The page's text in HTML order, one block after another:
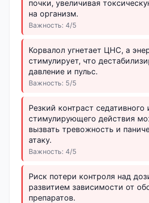
почки, увеличивая
на организм.
Важность: 4/5
Корвалол угнетает ЦНС, а
стимулирует, что
давление и пульс.
Важность: 5/5
Резкий контраст седативного
стимулирующего действия
вызвать тревожность и
атаку.
Важность: 4/5
Риск потери контроля над
развитием зависимости от
препаратов.